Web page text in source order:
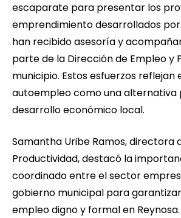
escaparate para presentar los
emprendimiento desarrollados
han recibido asesoría y
parte de la Dirección de Empleo y
municipio. Estos esfuerzos reflejan
autoempleo como una alternativa
desarrollo económico local.
Samantha Uribe Ramos, directora
Productividad, destacó la
coordinado entre el sector
gobierno municipal para
empleo digno y formal en Reynosa.